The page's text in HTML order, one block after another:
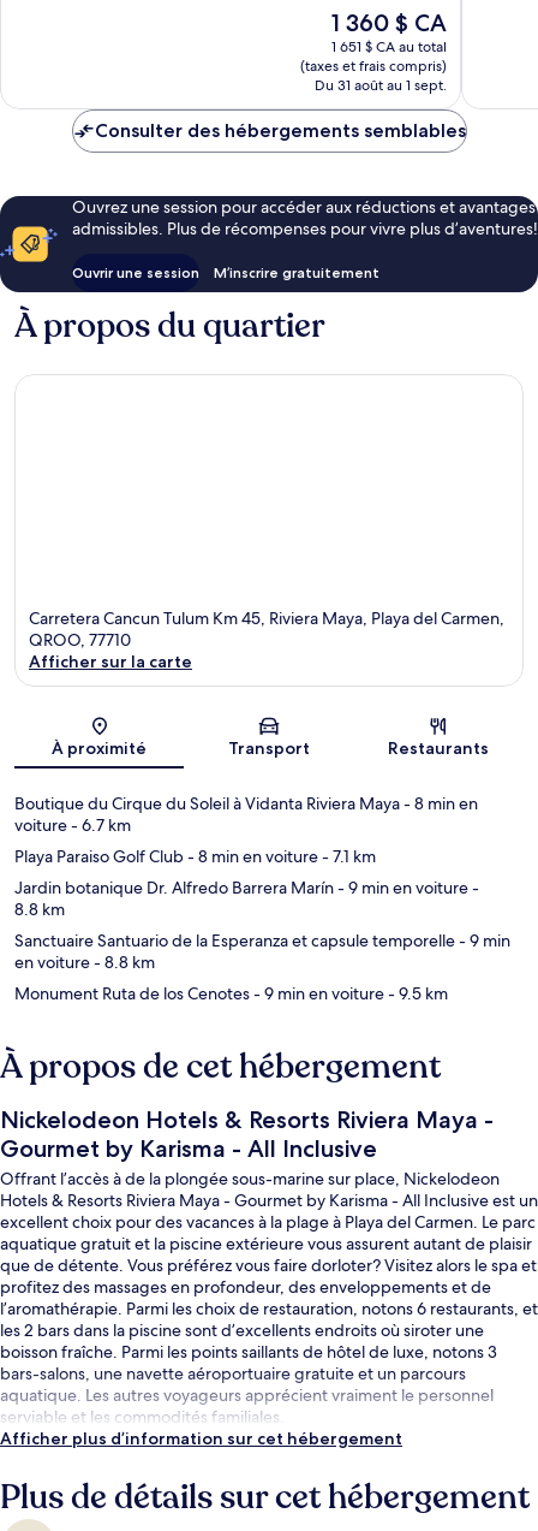
Playa
Le
prix
est
de
1 360 $ CA
1 360 $ CA
1 651 $ CA au total
(taxes et frais compris)
Du 31 août au 1 sept.
Consulter des hébergements semblables
Ouvrez une session pour accéder aux réductions et avantages
admissibles. Plus de récompenses pour vivre plus d’aventures!
Ouvrir une session M’inscrire gratuitement
À propos du quartier
Carretera Cancun Tulum Km 45, Riviera Maya, Playa del Carmen,
QROO, 77710
Afficher sur la carte
À proximité Transport Restaurants
Boutique du Cirque du Soleil à Vidanta Riviera Maya- 8 min en
voiture- 6.7 km
Playa Paraiso Golf Club- 8 min en voiture- 7.1 km
Jardin botanique Dr. Alfredo Barrera Marín- 9 min en voiture-
8.8 km
Sanctuaire Santuario de la Esperanza et capsule temporelle- 9 min
en voiture- 8.8 km
Monument Ruta de los Cenotes- 9 min en voiture- 9.5 km
À propos de cet hébergement
Nickelodeon Hotels & Resorts Riviera Maya -
Gourmet by Karisma - All Inclusive
Offrant l’accès à de la plongée sous-marine sur place, Nickelodeon
Hotels & Resorts Riviera Maya - Gourmet by Karisma - All Inclusive est un
excellent choix pour des vacances à la plage à Playa del Carmen. Le parc
aquatique gratuit et la piscine extérieure vous assurent autant de plaisir
que de détente. Vous préférez vous faire dorloter? Visitez alors le spa et
profitez des massages en profondeur, des enveloppements et de
l’aromathérapie. Parmi les choix de restauration, notons 6 restaurants, et
les 2 bars dans la piscine sont d’excellents endroits où siroter une
boisson fraîche. Parmi les points saillants de hôtel de luxe, notons 3
bars-salons, une navette aéroportuaire gratuite et un parcours
aquatique. Les autres voyageurs apprécient vraiment le personnel
serviable et les commodités familiales.
Afficher plus d’information sur cet hébergement
Plus de détails sur cet hébergement